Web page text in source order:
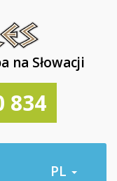
na Słowacji
834
PL